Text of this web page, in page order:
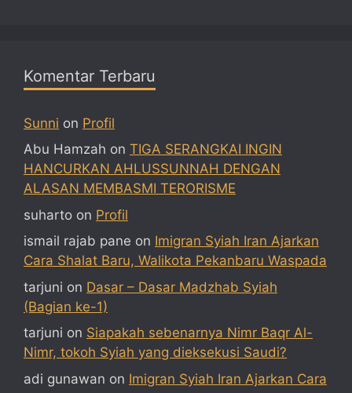
Komentar Terbaru
Sunni on Profil
Abu Hamzah on TIGA SERANGKAI INGIN
HANCURKAN AHLUSSUNNAH DENGAN
ALASAN MEMBASMI TERORISME
suharto on Profil
ismail rajab pane on Imigran Syiah Iran Ajarkan
Cara Shalat Baru, Walikota Pekanbaru Waspada
tarjuni on Dasar – Dasar Madzhab Syiah
(Bagian ke-1)
tarjuni on Siapakah sebenarnya Nimr Baqr Al-
Nimr, tokoh Syiah yang dieksekusi Saudi?
adi gunawan on Imigran Syiah Iran Ajarkan Cara